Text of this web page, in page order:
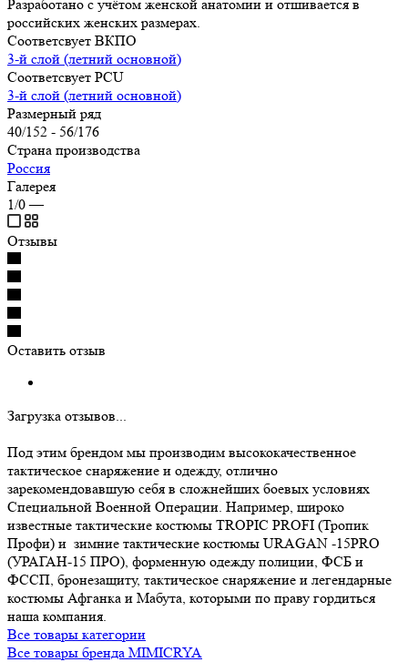
Разработано с учётом женской анатомии и отшивается в
российских женских размерах.
Соответсвует ВКПО
3-й слой (летний основной)
Соответсвует PCU
3-й слой (летний основной)
Размерный ряд
40/152 - 56/176
Страна производства
Россия
Галерея
1/0 —
Отзывы
Оставить отзыв
Загрузка отзывов...
Под этим брендом мы производим высококачественное
тактическое снаряжение и одежду, отлично
зарекомендовавшую себя в сложнейших боевых условиях
Специальной Военной Операции. Например, широко
известные тактические костюмы TROPIC PROFI (Тропик
Профи) и зимние тактические костюмы URAGAN -15PRO
(УРАГАН-15 ПРО), форменную одежду полиции, ФСБ и
ФССП, бронезащиту, тактическое снаряжение и легендарные
костюмы Афганка и Мабута, которыми по праву гордиться
наша компания.
Все товары категории
Все товары бренда MIMICRYA